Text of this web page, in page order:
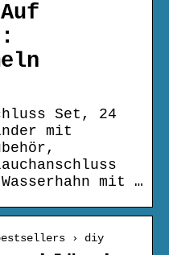
Set, 24
mit
mit …
› diy